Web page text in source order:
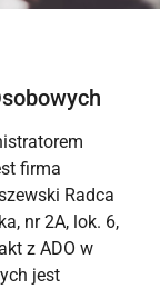
firma
Radca
nr 2A, lok. 6,
z ADO w
jest